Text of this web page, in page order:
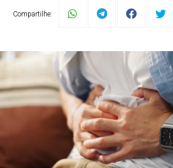
Compartilhe: